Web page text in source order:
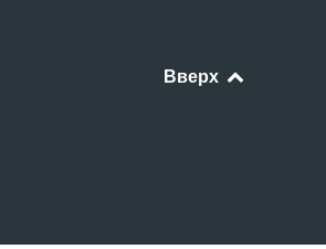
Вверх